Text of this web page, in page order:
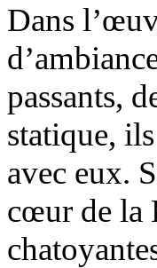
Dans
passants,
statique,
avec eux.
cœur de la